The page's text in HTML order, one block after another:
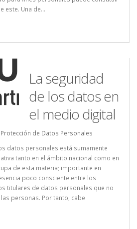
este. Una de...
La seguridad
de los datos en
el medio digital
Protección de Datos Personales
datos personales está sumamente
tanto en el ámbito nacional como en
de esta materia; importante en
poco consciente entre los
titulares de datos personales que no
personas. Por tanto, cabe